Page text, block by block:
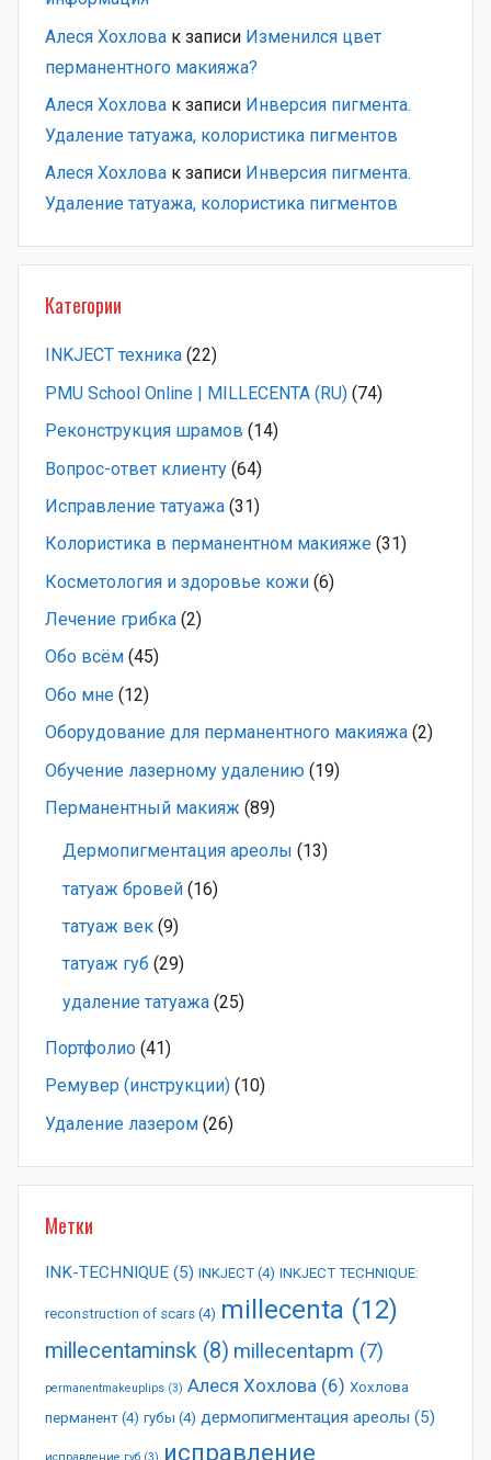
Алеся Хохлова к записи Изменился цвет
перманентного макияжа?
Алеся Хохлова к записи Инверсия пигмента.
Удаление татуажа, колористика пигментов
Алеся Хохлова к записи Инверсия пигмента.
Удаление татуажа, колористика пигментов
Категории
INKJECT техника (22)
PMU School Online | MILLECENTA (RU) (74)
Pеконструкция шрамов (14)
Вопрос-ответ клиенту (64)
Исправление татуажа (31)
Колористика в перманентном макияже (31)
Косметология и здоровье кожи (6)
Лечение грибка (2)
Обо всём (45)
Обо мне (12)
Оборудование для перманентного макияжа (2)
Обучение лазерному удалению (19)
Перманентный макияж (89)
Дермопигментация ареолы (13)
татуаж бровей (16)
татуаж век (9)
татуаж губ (29)
удаление татуажа (25)
Портфолио (41)
Ремувер (инструкции) (10)
Удаление лазером (26)
Метки
INK-TECHNIQUE (5) INKJECT (4) INKJECT TECHNIQUE:
reconstruction of scars (4) millecenta (12)
millecentaminsk (8) millecentapm (7)
permanentmakeuplips (3) Алеся Хохлова (6) Хохлова
перманент (4) губы (4) дермопигментация ареолы (5)
исправление губ (3) исправление